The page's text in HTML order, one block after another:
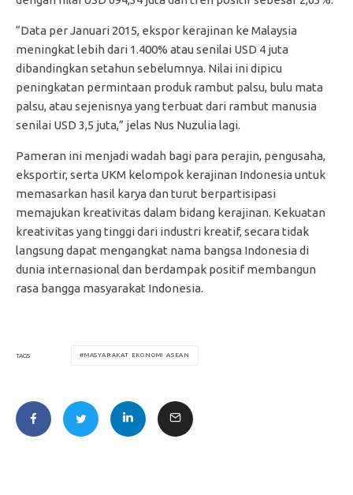
“Data per Januari 2015, ekspor kerajinan ke Malaysia
meningkat lebih dari 1.400% atau senilai USD 4 juta
dibandingkan setahun sebelumnya. Nilai ini dipicu
peningkatan permintaan produk rambut palsu, bulu mata
palsu, atau sejenisnya yang terbuat dari rambut manusia
senilai USD 3,5 juta,” jelas Nus Nuzulia lagi.
Pameran ini menjadi wadah bagi para perajin, pengusaha,
eksportir, serta UKM kelompok kerajinan Indonesia untuk
memasarkan hasil karya dan turut berpartisipasi
memajukan kreativitas dalam bidang kerajinan. Kekuatan
kreativitas yang tinggi dari industri kreatif, secara tidak
langsung dapat mengangkat nama bangsa Indonesia di
dunia internasional dan berdampak positif membangun
rasa bangga masyarakat Indonesia.
TAGS MASYARAKAT EKONOMI ASEAN